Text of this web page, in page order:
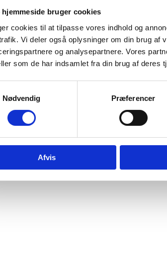
hjemmeside bruger cookies
cookies til at tilpasse vores indhold og
Vi deler også oplysninger om din brug af
og analysepartnere. Vores
som de har indsamlet fra din brug af deres
Nødvendig
Præferencer
Afvis